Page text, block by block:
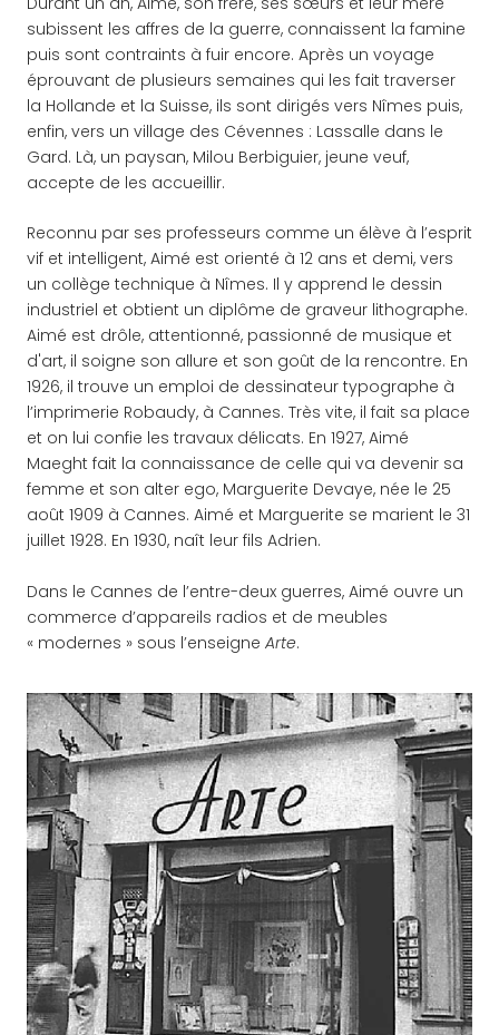
subissent les affres de la guerre, connaissent la famine
puis sont contraints à fuir encore. Après un voyage
éprouvant de plusieurs semaines qui les fait traverser
la Hollande et la Suisse, ils sont dirigés vers Nîmes puis,
enfin, vers un village des Cévennes : Lassalle dans le
Gard. Là, un paysan, Milou Berbiguier, jeune veuf,
accepte de les accueillir.
Reconnu par ses professeurs comme un élève à l’esprit
vif et intelligent, Aimé est orienté à 12 ans et demi, vers
un collège technique à Nîmes. Il y apprend le dessin
industriel et obtient un diplôme de graveur lithographe.
Aimé est drôle, attentionné, passionné de musique et
d'art, il soigne son allure et son goût de la rencontre. En
1926, il trouve un emploi de dessinateur typographe à
l’imprimerie Robaudy, à Cannes. Très vite, il fait sa place
et on lui confie les travaux délicats. En 1927, Aimé
Maeght fait la connaissance de celle qui va devenir sa
femme et son alter ego, Marguerite Devaye, née le 25
août 1909 à Cannes. Aimé et Marguerite se marient le 31
juillet 1928. En 1930, naît leur fils Adrien.
Dans le Cannes de l’entre-deux guerres, Aimé ouvre un
commerce d’appareils radios et de meubles
« modernes » sous l’enseigne Arte.